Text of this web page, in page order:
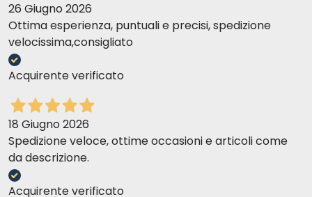
26 Giugno 2026
Ottima esperienza, puntuali e precisi, spedizione
velocissima,consigliato
Acquirente verificato
18 Giugno 2026
Spedizione veloce, ottime occasioni e articoli come
da descrizione.
Acquirente verificato